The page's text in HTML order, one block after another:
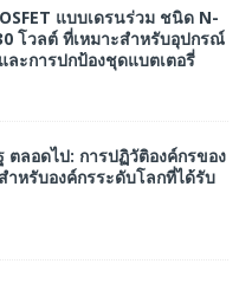
แบบเดรนร่วม ชนิด N-
โวลต์ ที่เหมาะสำหรับอุปกรณ์
ละการปกป้องชุดแบตเตอรี่
ตลอดไป: การปฏิวัติองค์กรของ
ำหรับองค์กรระดับโลกที่ได้รับ